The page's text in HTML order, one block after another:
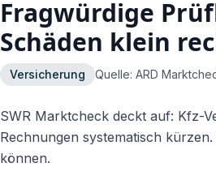
Fragwürdige
Schäden klein
Versicherung Quelle: ARD
SWR Marktcheck deckt auf: Kfz-
Rechnungen systematisch
können.